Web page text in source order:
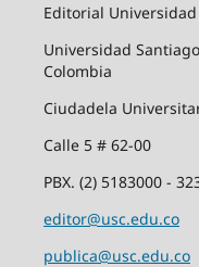
Editorial
Universidad
Colombia
Ciudadela
Calle 5 # 62-00
PBX. (2) 5183000 -
editor@usc.edu.co
publica@usc.edu.co